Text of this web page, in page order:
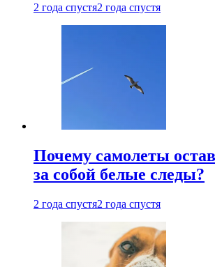
2 года спустя2 года спустя
Почему самолеты
за собой белые следы?
2 года спустя2 года спустя